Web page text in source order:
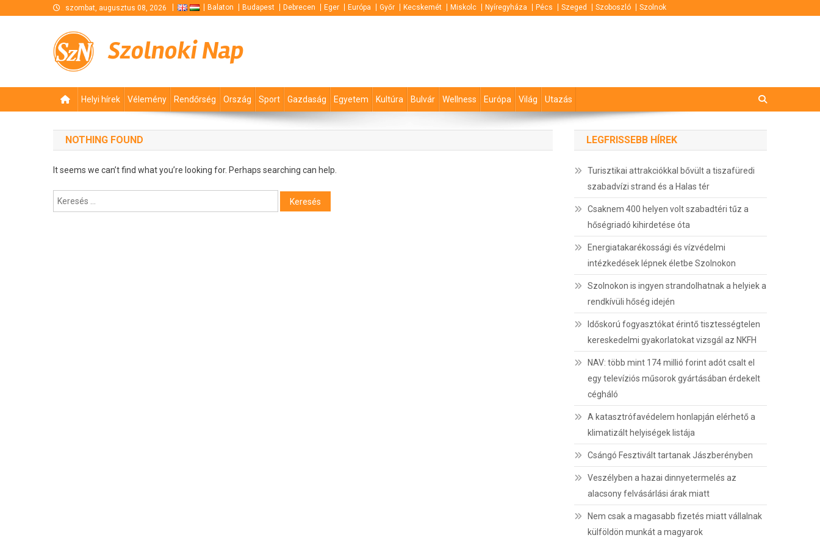
szombat, augusztus 08, 2026 Balaton Budapest Debrecen Eger Európa Győr Kecskemét Miskolc Nyíregyháza Pécs Szeged Szoboszló Szolnok
Szolnoki Nap
Helyi hírek Vélemény Rendőrség Ország Sport Gazdaság Egyetem Kultúra Bulvár Wellness Európa Világ Utazás
NOTHING FOUND
It seems we can’t find what you’re looking for. Perhaps searching can help.
Keresés:
LEGFRISSEBB HÍREK
Turisztikai attrakciókkal bővült a tiszafüredi
szabadvízi strand és a Halas tér
Csaknem 400 helyen volt szabadtéri tűz a
hőségriadó kihirdetése óta
Energiatakarékossági és vízvédelmi
intézkedések lépnek életbe Szolnokon
Szolnokon is ingyen strandolhatnak a helyiek a
rendkívüli hőség idején
Időskorú fogyasztókat érintő tisztességtelen
kereskedelmi gyakorlatokat vizsgál az NKFH
NAV: több mint 174 millió forint adót csalt el
egy televíziós műsorok gyártásában érdekelt
cégháló
A katasztrófavédelem honlapján elérhető a
klimatizált helyiségek listája
Csángó Fesztivált tartanak Jászberényben
Veszélyben a hazai dinnyetermelés az
alacsony felvásárlási árak miatt
Nem csak a magasabb fizetés miatt vállalnak
külföldön munkát a magyarok